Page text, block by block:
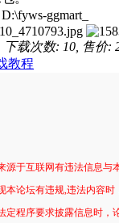
ggmart_
下载次数: 10, 售价:
教程
源于互联网有违法信息与
本论坛有违规,违法内容时
定程序要求披露信息时，